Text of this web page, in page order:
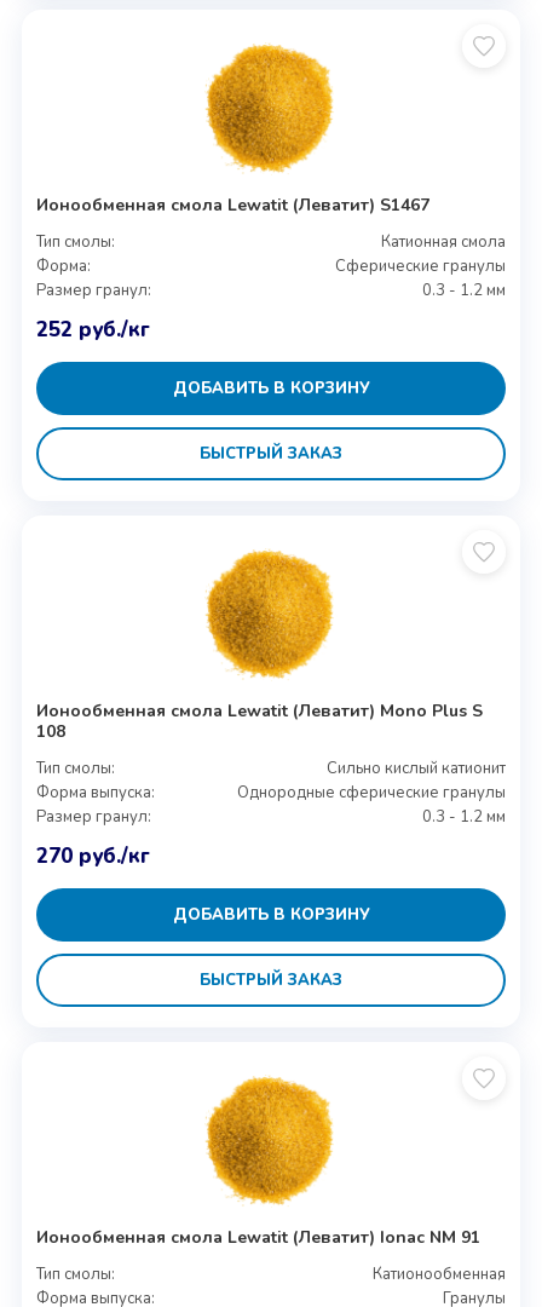
Ионообменная смола Lewatit (Леватит) S1467
Тип смолы:
Катионная смола
Форма:
Сферические гранулы
Размер гранул:
0.3 - 1.2 мм
252 руб./кг
ДОБАВИТЬ В КОРЗИНУ
БЫСТРЫЙ ЗАКАЗ
Ионообменная смола Lewatit (Леватит) Mono Plus S
108
Тип смолы:
Сильно кислый катионит
Форма выпуска:
Однородные сферические гранулы
Размер гранул:
0.3 - 1.2 мм
270 руб./кг
ДОБАВИТЬ В КОРЗИНУ
БЫСТРЫЙ ЗАКАЗ
Ионообменная смола Lewatit (Леватит) Ionac NM 91
Тип смолы:
Катионообменная
Форма выпуска:
Гранулы